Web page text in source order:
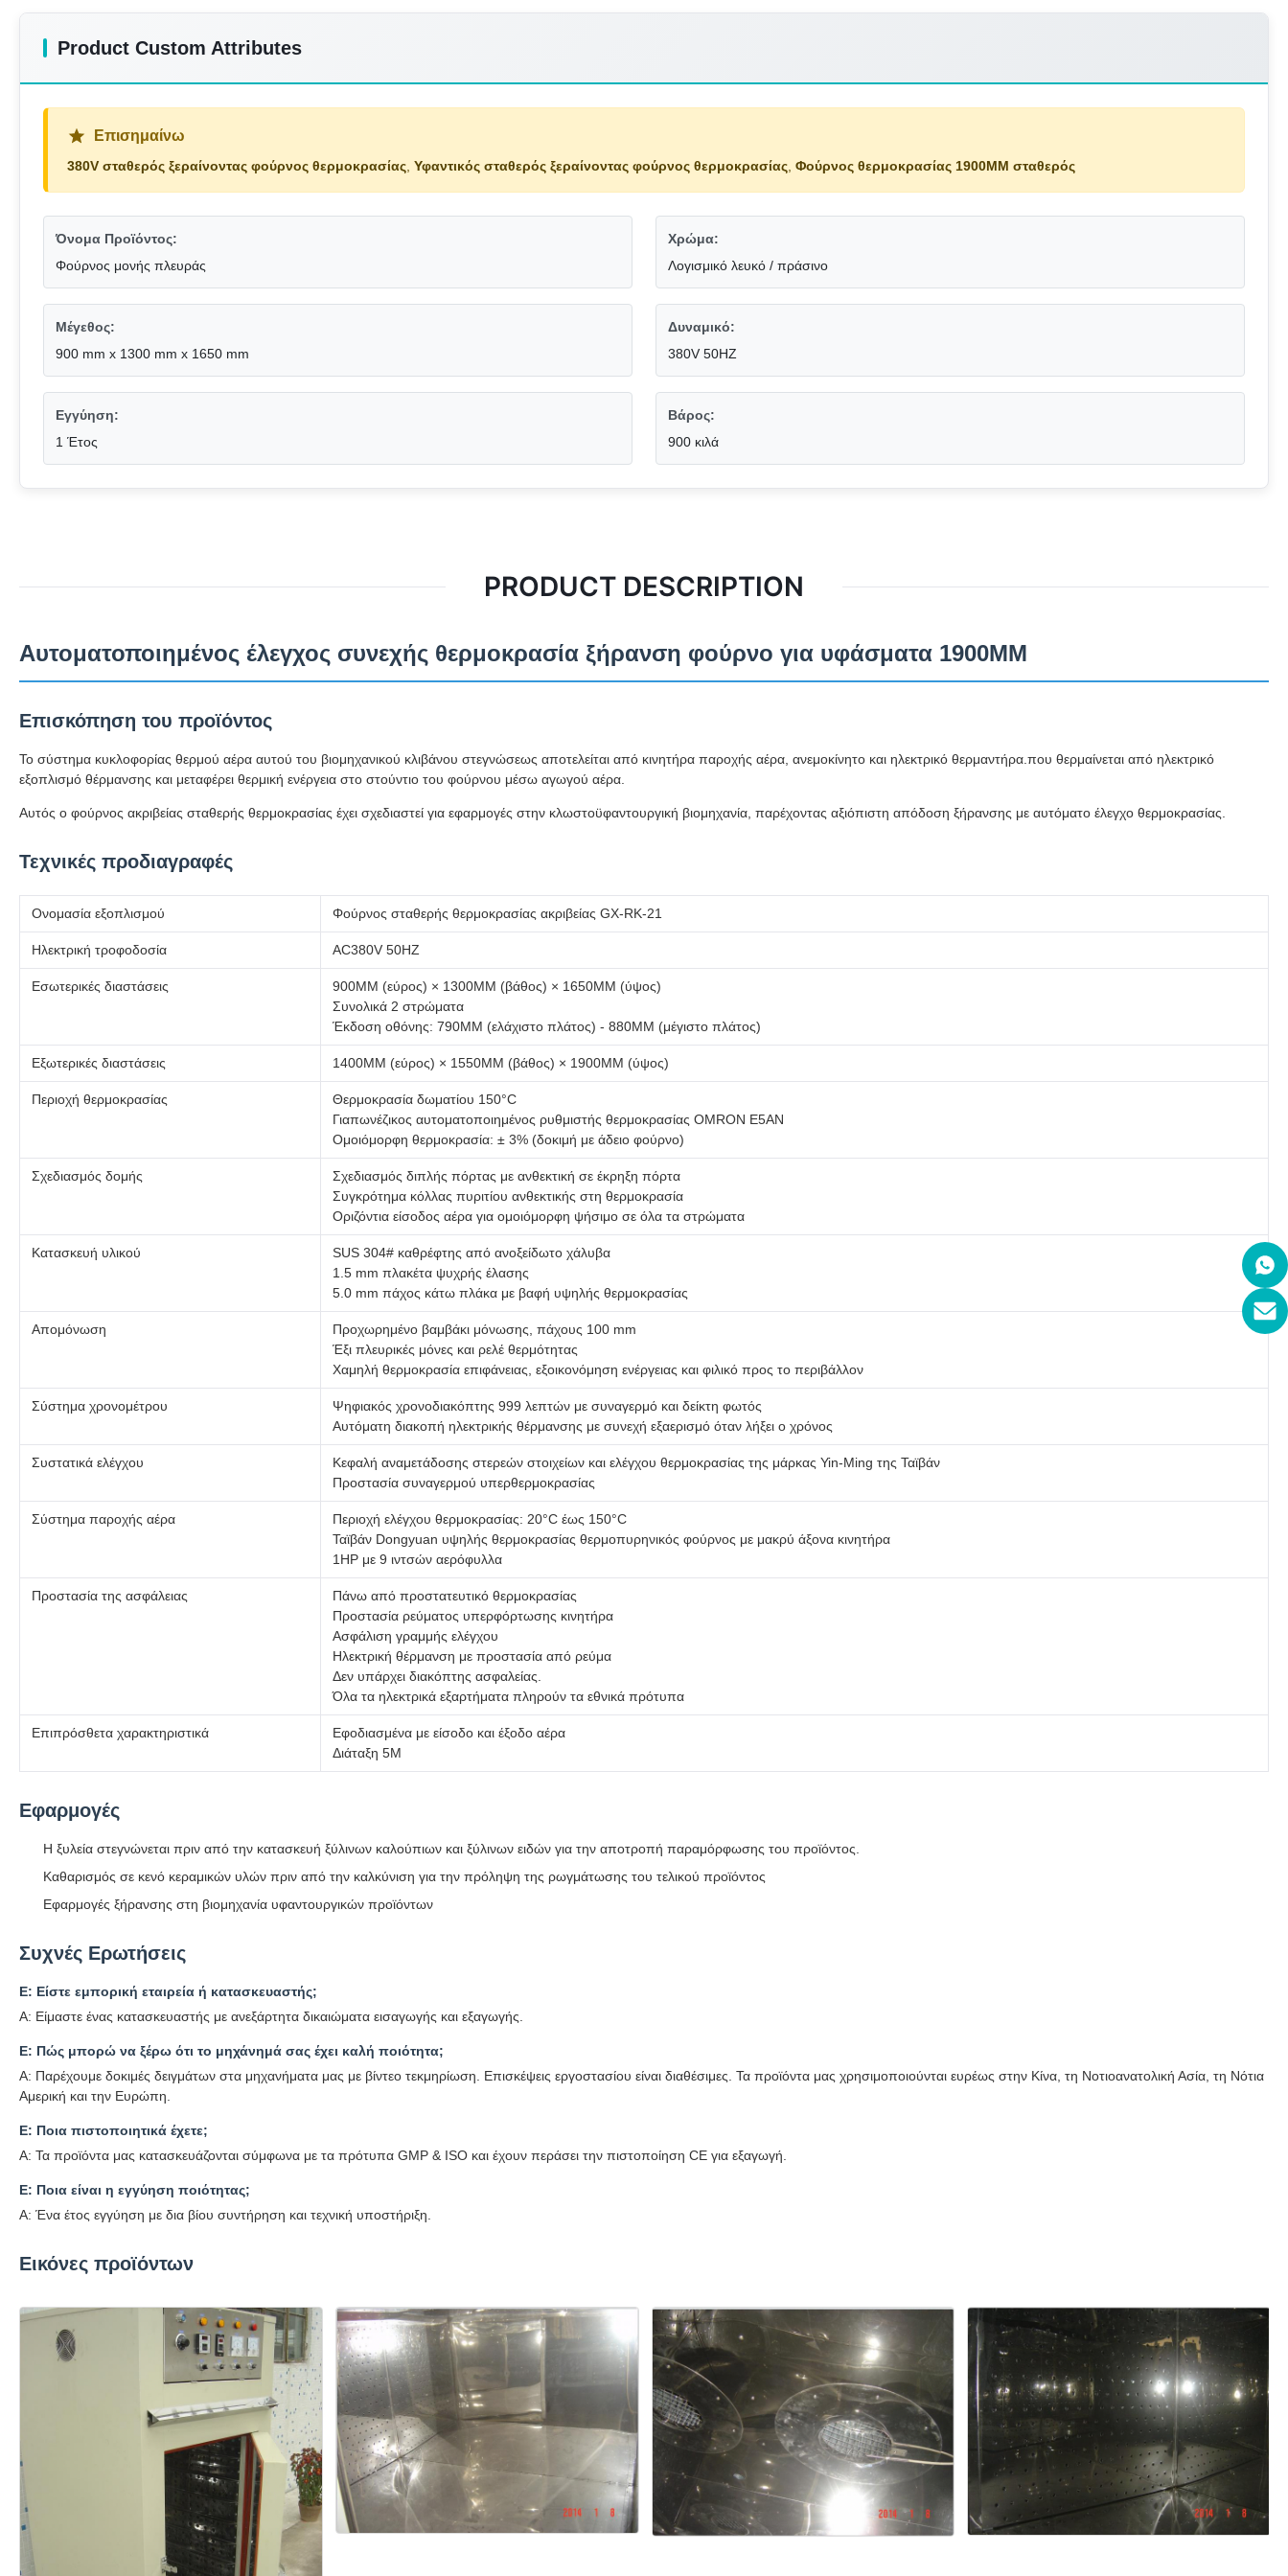
Product Custom Attributes
Επισημαίνω
380V σταθερός ξεραίνοντας φούρνος θερμοκρασίας Υφαντικός σταθερός ξεραίνοντας φούρνος θερμοκρασίας Φούρνος θερμοκρασίας 1900MM σταθερός
Όνομα Προϊόντος:
Φούρνος μονής πλευράς
Χρώμα:
Λογισμικό λευκό / πράσινο
Μέγεθος:
900 mm x 1300 mm x 1650 mm
Δυναμικό:
380V 50HZ
Εγγύηση:
1 Έτος
Βάρος:
900 κιλά
PRODUCT DESCRIPTION
Αυτοματοποιημένος έλεγχος συνεχής θερμοκρασία ξήρανση φούρνο για υφάσματα 1900MM
Επισκόπηση του προϊόντος
Το σύστημα κυκλοφορίας θερμού αέρα αυτού του βιομηχανικού κλιβάνου στεγνώσεως αποτελείται από κινητήρα παροχής αέρα, ανεμοκίνητο και ηλεκτρικό θερμαντήρα.που θερμαίνεται από ηλεκτρικό
εξοπλισμό θέρμανσης και μεταφέρει θερμική ενέργεια στο στούντιο του φούρνου μέσω αγωγού αέρα.
Αυτός ο φούρνος ακριβείας σταθερής θερμοκρασίας έχει σχεδιαστεί για εφαρμογές στην κλωστοϋφαντουργική βιομηχανία, παρέχοντας αξιόπιστη απόδοση ξήρανσης με αυτόματο έλεγχο θερμοκρασίας.
Τεχνικές προδιαγραφές
Ονομασία εξοπλισμού Φούρνος σταθερής θερμοκρασίας ακριβείας GX-RK-21
Ηλεκτρική τροφοδοσία AC380V 50HZ
Εσωτερικές διαστάσεις
900MM (εύρος) × 1300MM (βάθος) × 1650MM (ύψος)
Συνολικά 2 στρώματα
Έκδοση οθόνης: 790MM (ελάχιστο πλάτος) - 880MM (μέγιστο πλάτος)
Εξωτερικές διαστάσεις 1400MM (εύρος) × 1550MM (βάθος) × 1900MM (ύψος)
Περιοχή θερμοκρασίας
Θερμοκρασία δωματίου 150°C
Γιαπωνέζικος αυτοματοποιημένος ρυθμιστής θερμοκρασίας OMRON E5AN
Ομοιόμορφη θερμοκρασία: ± 3% (δοκιμή με άδειο φούρνο)
Σχεδιασμός δομής
Σχεδιασμός διπλής πόρτας με ανθεκτική σε έκρηξη πόρτα
Συγκρότημα κόλλας πυριτίου ανθεκτικής στη θερμοκρασία
Οριζόντια είσοδος αέρα για ομοιόμορφη ψήσιμο σε όλα τα στρώματα
Κατασκευή υλικού
SUS 304# καθρέφτης από ανοξείδωτο χάλυβα
1.5 mm πλακέτα ψυχρής έλασης
5.0 mm πάχος κάτω πλάκα με βαφή υψηλής θερμοκρασίας
Απομόνωση
Προχωρημένο βαμβάκι μόνωσης, πάχους 100 mm
Έξι πλευρικές μόνες και ρελέ θερμότητας
Χαμηλή θερμοκρασία επιφάνειας, εξοικονόμηση ενέργειας και φιλικό προς το περιβάλλον
Σύστημα χρονομέτρου
Ψηφιακός χρονοδιακόπτης 999 λεπτών με συναγερμό και δείκτη φωτός
Αυτόματη διακοπή ηλεκτρικής θέρμανσης με συνεχή εξαερισμό όταν λήξει ο χρόνος
Συστατικά ελέγχου
Κεφαλή αναμετάδοσης στερεών στοιχείων και ελέγχου θερμοκρασίας της μάρκας Yin-Ming της Ταϊβάν
Προστασία συναγερμού υπερθερμοκρασίας
Σύστημα παροχής αέρα
Περιοχή ελέγχου θερμοκρασίας: 20°C έως 150°C
Ταϊβάν Dongyuan υψηλής θερμοκρασίας θερμοπυρηνικός φούρνος με μακρύ άξονα κινητήρα
1HP με 9 ιντσών αερόφυλλα
Προστασία της ασφάλειας
Πάνω από προστατευτικό θερμοκρασίας
Προστασία ρεύματος υπερφόρτωσης κινητήρα
Ασφάλιση γραμμής ελέγχου
Ηλεκτρική θέρμανση με προστασία από ρεύμα
Δεν υπάρχει διακόπτης ασφαλείας.
Όλα τα ηλεκτρικά εξαρτήματα πληρούν τα εθνικά πρότυπα
Επιπρόσθετα χαρακτηριστικά
Εφοδιασμένα με είσοδο και έξοδο αέρα
Διάταξη 5M
Εφαρμογές
Η ξυλεία στεγνώνεται πριν από την κατασκευή ξύλινων καλούπιων και ξύλινων ειδών για την αποτροπή παραμόρφωσης του προϊόντος.
Καθαρισμός σε κενό κεραμικών υλών πριν από την καλκύνιση για την πρόληψη της ρωγμάτωσης του τελικού προϊόντος
Εφαρμογές ξήρανσης στη βιομηχανία υφαντουργικών προϊόντων
Συχνές Ερωτήσεις
Ε: Είστε εμπορική εταιρεία ή κατασκευαστής;
Α: Είμαστε ένας κατασκευαστής με ανεξάρτητα δικαιώματα εισαγωγής και εξαγωγής.
Ε: Πώς μπορώ να ξέρω ότι το μηχάνημά σας έχει καλή ποιότητα;
Α: Παρέχουμε δοκιμές δειγμάτων στα μηχανήματα μας με βίντεο τεκμηρίωση. Επισκέψεις εργοστασίου είναι διαθέσιμες. Τα προϊόντα μας χρησιμοποιούνται ευρέως στην Κίνα, τη Νοτιοανατολική Ασία, τη Νότια
Αμερική και την Ευρώπη.
Ε: Ποια πιστοποιητικά έχετε;
Α: Τα προϊόντα μας κατασκευάζονται σύμφωνα με τα πρότυπα GMP & ISO και έχουν περάσει την πιστοποίηση CE για εξαγωγή.
Ε: Ποια είναι η εγγύηση ποιότητας;
Α: Ένα έτος εγγύηση με δια βίου συντήρηση και τεχνική υποστήριξη.
Εικόνες προϊόντων